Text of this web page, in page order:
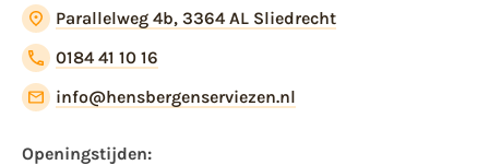
Parallelweg 4b, 3364 AL Sliedrecht
0184 41 10 16
info@hensbergenserviezen.nl
Openingstijden: